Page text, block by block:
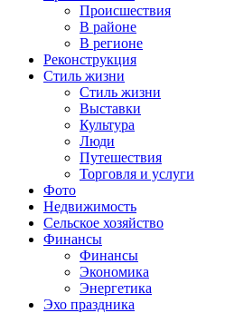
Происшествия
В районе
В регионе
Реконструкция
Стиль жизни
Стиль жизни
Выставки
Культура
Люди
Путешествия
Торговля и услуги
Фото
Недвижимость
Сельское хозяйство
Финансы
Финансы
Экономика
Энергетика
Эхо праздника